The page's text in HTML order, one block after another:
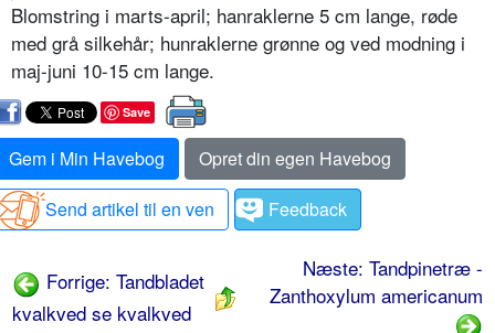
Blomstring i marts-april; hanraklerne 5 cm lange, røde
med grå silkehår; hunraklerne grønne og ved modning i
maj-juni 10-15 cm lange.
Save
Gem i Min Havebog
Opret din egen Havebog
Send artikel til en ven
Feedback
Forrige: Tandbladet
kvalkved se kvalkved
Næste: Tandpinetræ -
Zanthoxylum americanum